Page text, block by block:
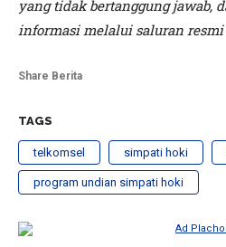
yang tidak bertanggung jawab,
informasi melalui saluran resmi
Share Berita
TAGS
telkomsel simpati hoki
program undian simpati hoki